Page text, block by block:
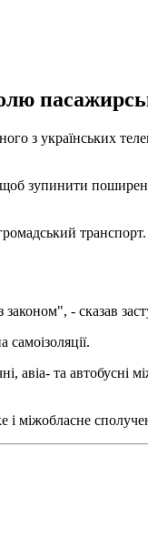
з українських
зупинити
- сказав
авіа- та автобусні
міжобласне